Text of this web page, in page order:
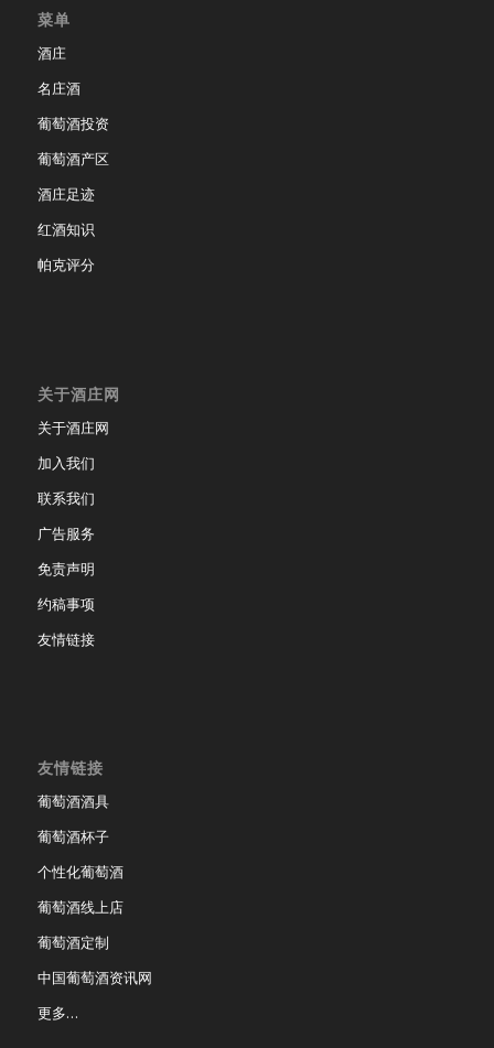
菜单
酒庄
名庄酒
葡萄酒投资
葡萄酒产区
酒庄足迹
红酒知识
帕克评分
关于酒庄网
关于酒庄网
加入我们
联系我们
广告服务
免责声明
约稿事项
友情链接
友情链接
葡萄酒酒具
葡萄酒杯子
个性化葡萄酒
葡萄酒线上店
葡萄酒定制
中国葡萄酒资讯网
更多…